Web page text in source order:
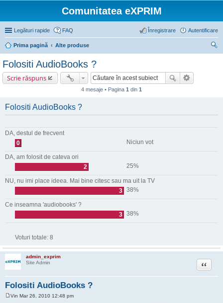
Comunitatea eXPRIM
Legături rapide FAQ Autentificare
Înregistrare
Prima pagină
Alte produse
Folositi AudioBooks ?
Scrie răspuns
4 mesaje • Pagina 1 din 1
Folositi AudioBooks ?
DA, destul de frecvent
0
Niciun vot
DA, am folosit de cateva ori
2
25%
NU, nu imi place ideea. Mai bine citesc sau ma uit la TV
3 38%
Ce inseamna 'audiobooks' ?
3 38%
Voturi totale: 8
admin_exprim
Site Admin
Folositi AudioBooks ?
Citat
Vin Mar 26, 2010 12:48 pm